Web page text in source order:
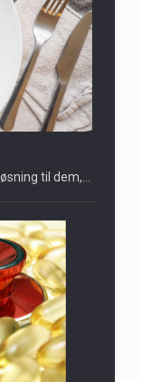
til dem,…